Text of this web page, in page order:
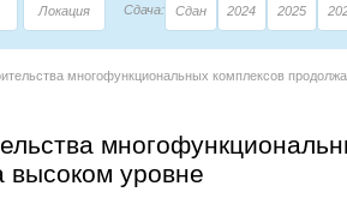
Локация Сдача: Сдан 2024 2025
многофункциональных комплексов
высоком уровне